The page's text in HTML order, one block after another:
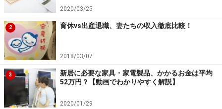
行ってください。
掲載情報の正確性・完全性については十分に配慮しております
が、その内容を保証するものではなく、これに基づく損失・損害
などについて当社は一切の責任を負いません。
最新の情報や詳細については、必ず各金融機関やサービス提供者
の公式情報をご確認ください。
1/2 次のページへ
2020/03/25
2 育休vs出産退職、妻たちの収入徹底比較！
2018/03/07
3
新居に必要な家具・家電製品、かかるお金は平均
52万円？【動画でわかりやすく解説】
2020/01/29